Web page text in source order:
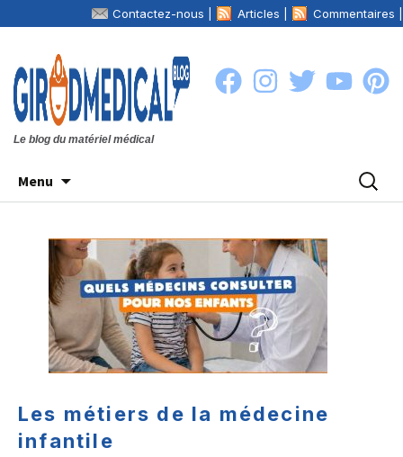
Commentaires |
Articles |
Contactez-nous |
Le blog du matériel médical
Menu
Les métiers de la médecine
infantile